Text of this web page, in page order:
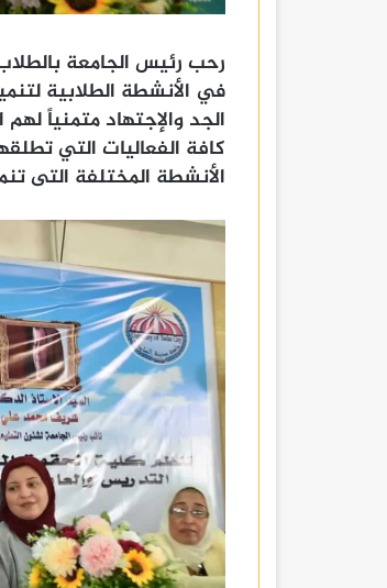
رحب رئيس الجامعة
في الأنشطة الطلابية
الجد والإجتهاد متمنياً
كافة الفعاليات التي
الأنشطة المختلفة التى